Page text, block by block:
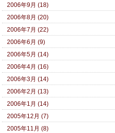
2006年9月 (18)
2006年8月 (20)
2006年7月 (22)
2006年6月 (9)
2006年5月 (14)
2006年4月 (16)
2006年3月 (14)
2006年2月 (13)
2006年1月 (14)
2005年12月 (7)
2005年11月 (8)